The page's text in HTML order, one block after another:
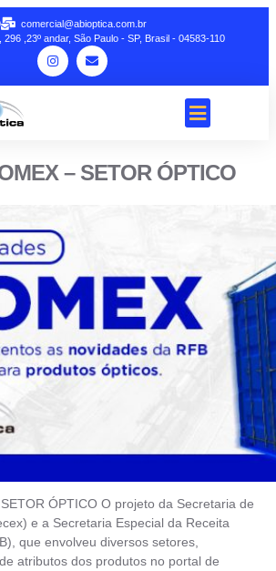
comercial@abioptica.com.br
,23º andar, São Paulo - SP, Brasil - 04583-110
– SETOR ÓPTICO
ÓPTICO O projeto da Secretaria de
e a Secretaria Especial da Receita
que envolveu diversos setores,
atributos dos produtos no portal de